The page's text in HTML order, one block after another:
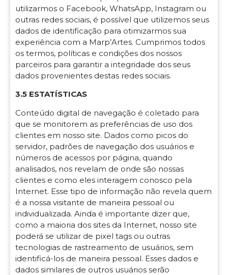
utilizarmos o Facebook, WhatsApp, Instagram ou
outras redes sociais, é possível que utilizemos seus
dados de identificação para otimizarmos sua
experiência com a Marp’Artes. Cumprimos todos
os termos, políticas e condições dos nossos
parceiros para garantir a integridade dos seus
dados provenientes destas redes sociais.
3.5 ESTATÍSTICAS
Conteúdo digital de navegação é coletado para
que se monitorem as preferências de uso dos
clientes em nosso site. Dados como picos do
servidor, padrões de navegação dos usuários e
números de acessos por página, quando
analisados, nos revelam de onde são nossas
clientes e como eles interagem conosco pela
Internet. Esse tipo de informação não revela quem
é a nossa visitante de maneira pessoal ou
individualizada. Ainda é importante dizer que,
como a maioria dos sites da Internet, nosso site
poderá se utilizar de pixel tags ou outras
tecnologias de rastreamento de usuários, sem
identificá-los de maneira pessoal. Esses dados e
dados similares de outros usuários serão